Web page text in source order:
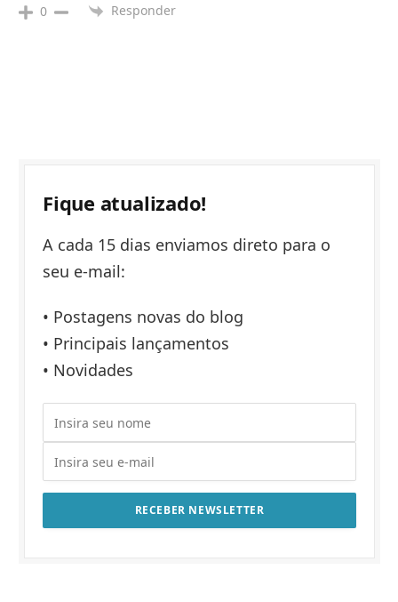
0 Responder
Fique atualizado!
A cada 15 dias enviamos direto para o
seu e-mail:
• Postagens novas do blog
• Principais lançamentos
• Novidades